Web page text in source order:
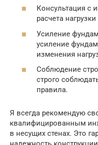
Консультация с
расчета
Усиление
усиление
изменения
Соблюдение
строго
правила.
Я всегда рекомендую
квалифицированным
в несущих стенах. Это